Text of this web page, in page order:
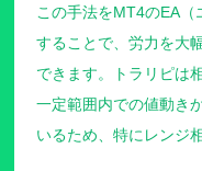
この手法をMT4のEA
することで、労力を大
できます。トラリピは
一定範囲内での値動き
いるため、特にレンジ